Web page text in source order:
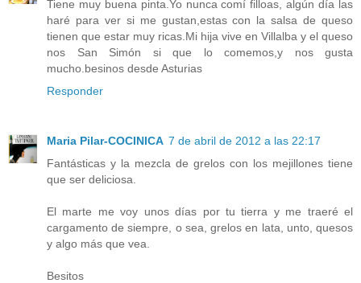
Tiene muy buena pinta.Yo nunca comí filloas, algún día las
haré para ver si me gustan,estas con la salsa de queso
tienen que estar muy ricas.Mi hija vive en Villalba y el queso
nos San Simón si que lo comemos,y nos gusta
mucho.besinos desde Asturias
Responder
Maria Pilar-COCINICA 7 de abril de 2012 a las 22:17
Fantásticas y la mezcla de grelos con los mejillones tiene
que ser deliciosa.
El marte me voy unos días por tu tierra y me traeré el
cargamento de siempre, o sea, grelos en lata, unto, quesos
y algo más que vea.
Besitos